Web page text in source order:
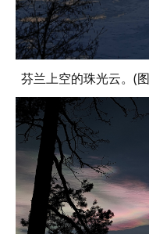
芬兰上空的珠光云。(